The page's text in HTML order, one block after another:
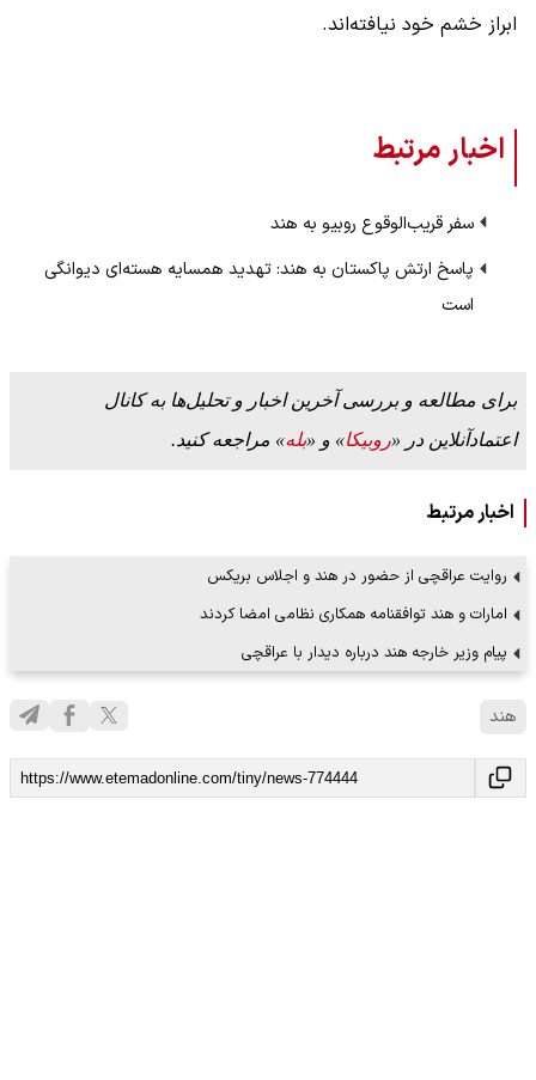
ابراز خشم خود نیافته‌اند.
اخبار مرتبط
سفر قریب‌الوقوع روبیو به هند
پاسخ ارتش پاکستان به هند: تهدید همسایه هسته‌ای دیوانگی
است
برای مطالعه و بررسی آخرین اخبار و تحلیل‌ها به کانال
اعتمادآنلاین در «روبیکا» و «بله» مراجعه کنید.
اخبار مرتبط
روایت عراقچی از حضور در هند و اجلاس بریکس
امارات و هند توافقنامه‌ همکاری نظامی امضا کردند
پیام وزیر خارجه هند درباره دیدار با عراقچی
هند